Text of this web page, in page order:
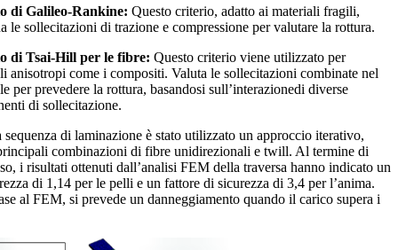
di Galileo-Rankine: Questo criterio, adatto ai materiali fragili,
le sollecitazioni di trazione e compressione per valutare la rottura.
di Tsai-Hill per le fibre: Questo criterio viene utilizzato per
anisotropi come i compositi. Valuta le sollecitazioni combinate nel
per prevedere la rottura, basandosi sull’interazionedi diverse
di sollecitazione.
sequenza di laminazione è stato utilizzato un approccio iterativo,
combinazioni di fibre unidirezionali e twill. Al termine di
i risultati ottenuti dall’analisi FEM della traversa hanno indicato un
di 1,14 per le pelli e un fattore di sicurezza di 3,4 per l’anima.
al FEM, si prevede un danneggiamento quando il carico supera i